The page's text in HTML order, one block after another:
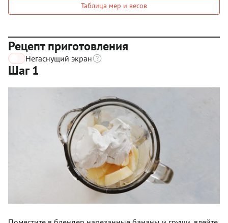
Таблица мер и весов
Рецепт приготовления
Негаснущий экран
Шаг 1